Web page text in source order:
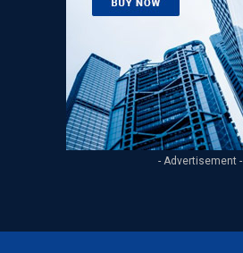
- Advertisement -